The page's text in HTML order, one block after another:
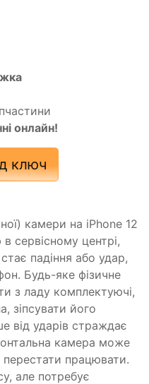
онлайн!
ключ
камери на iPhone 12
сервісному центрі,
падіння або удар,
Будь-яке фізичне
з ладу комплектуючі,
зіпсувати його
від ударів страждає
камера може
перестати працювати.
але потребує